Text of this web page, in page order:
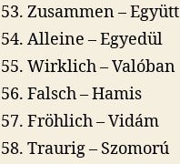
Zusammen – Együtt
Alleine – Egyedül
Wirklich – Valóban
Falsch – Hamis
Fröhlich – Vidám
Traurig – Szomorú